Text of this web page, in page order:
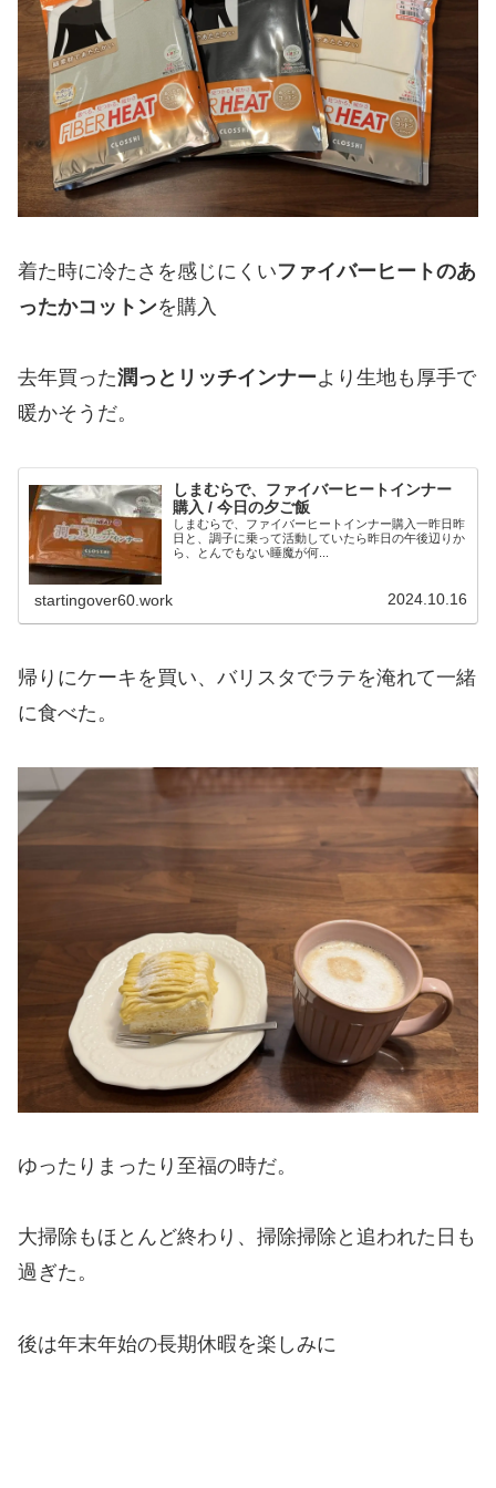
着た時に冷たさを感じにくいファイバーヒートのあ
ったかコットンを購入
去年買った潤っとリッチインナーより生地も厚手で
暖かそうだ。
しまむらで、ファイバーヒートインナー
購入 / 今日の夕ご飯
しまむらで、ファイバーヒートインナー購入一昨日昨
日と、調子に乗って活動していたら昨日の午後辺りか
ら、とんでもない睡魔が何...
startingover60.work 2024.10.16
帰りにケーキを買い、バリスタでラテを淹れて一緒
に食べた。
ゆったりまったり至福の時だ。
大掃除もほとんど終わり、掃除掃除と追われた日も
過ぎた。
後は年末年始の長期休暇を楽しみに